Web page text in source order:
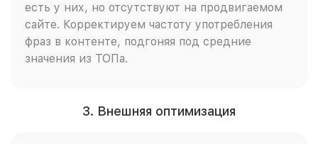
есть у них, но отсутствуют на продвигаемом
сайте. Корректируем частоту употребления
фраз в контенте, подгоняя под средние
значения из ТОПа.
3. Внешняя оптимизация